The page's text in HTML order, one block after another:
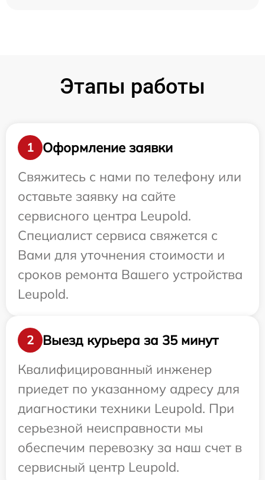
Этапы работы
1
Оформление заявки
Свяжитесь с нами по телефону или
оставьте заявку на сайте
сервисного центра Leupold.
Специалист сервиса свяжется с
Вами для уточнения стоимости и
сроков ремонта Вашего устройства
Leupold.
2
Выезд курьера за 35 минут
Квалифицированный инженер
приедет по указанному адресу для
диагностики техники Leupold. При
серьезной неисправности мы
обеспечим перевозку за наш счет в
сервисный центр Leupold.